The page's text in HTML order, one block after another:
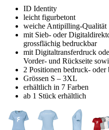
ID Identity
leicht figurbetont
weiche Antipilling-Qualität
mit Sieb- oder
grossflächig bedruckbar
mit Digitaltransferdruck
Vorder- und Rückseite
2 Positionen bedruck- oder
Grössen S – 3XL
erhältlich in 7 Farben
ab 1 Stück erhältlich